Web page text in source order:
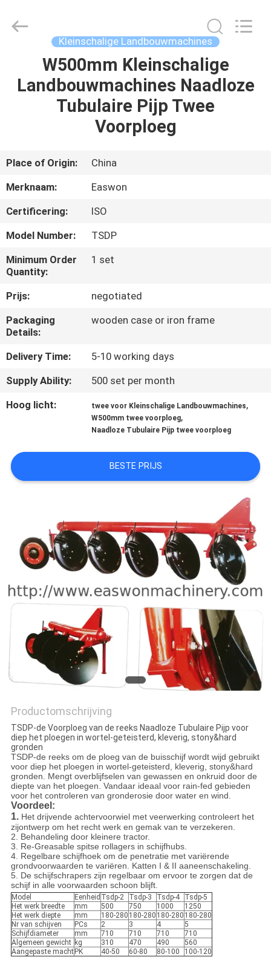
PRODUCTEN
ONS
KWALITEITSCONTROLE
CONTACTEER
ONS
NIEUWS
VERZOEK
OM EEN
CITAAT
SITEMAP
Export
Kleinschalige Landbouwmachines
W500mm Kleinschalige
Landbouwmachines Naadloze
Tubulaire Pijp Twee
Voorploeg
Place of Origin:
China
Merknaam:
Easwon
Certificering:
ISO
Model Number:
TSDP
Minimum Order
Quantity:
1 set
Prijs:
negotiated
Packaging
Details:
wooden case or iron frame
Delivery Time:
5-10 working days
Supply Ability:
500 set per month
Hoog licht:
twee voor Kleinschalige Landbouwmachines,
W500mm twee voorploeg,
Naadloze Tubulaire Pijp twee voorploeg
BESTE PRIJS
Productomschrijving
TSDP-de Voorploeg van de reeks Naadloze Tubulaire Pijp voor
diep het ploegen in wortel-geteisterd, kleverig, stony&hard
gronden
TSDP-de reeks om de ploeg van de buisschijf wordt wijd gebruikt
voor diep het ploegen in wortel-geteisterd, kleverig, stony&hard
gronden. Mengt overblijfselen van gewassen en onkruid door de
diepte van het ploegen. Vandaar ideaal voor rain-fed gebieden
voor het controleren van gronderosie door water en wind.
Voordeel:
1. Het drijvende achtervoorwiel met veerwerking controleert het
zijontwerp om het recht werk en gemak van te verzekeren.
2. Behandeling door kleinere tractor.
3. Re-Greasable spitse rollagers in schijfhubs.
4. Regelbare schijfhoek om de penetratie met variërende
grondvoorwaarden te variëren. Katten I & II aaneenschakeling.
5. De schijfschrapers zijn regelbaar om ervoor te zorgen dat de
schijf in alle voorwaarden schoon blijft.
Model Eenheid Tsdp-2 Tsdp-3 Tsdp-4
Tsdp-5
Het werk breedte
mm 500 750 1000
1250
Het werk diepte
mm 180-280 180-280 180-280 180-280
Nr van schijven
PCs 2 3 4
5
Schijfdiameter
mm 710 710 710
710
Algemeen gewicht kg 310 470 490
560
Aangepaste macht PK 40-50 60-80 80-100 100-120